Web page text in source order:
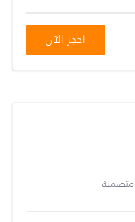
احجز الآن
متضمنة